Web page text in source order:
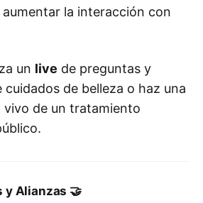
la interacción con
un live de preguntas y
cuidados de belleza o haz una
vivo de un tratamiento
y Alianzas 🤝